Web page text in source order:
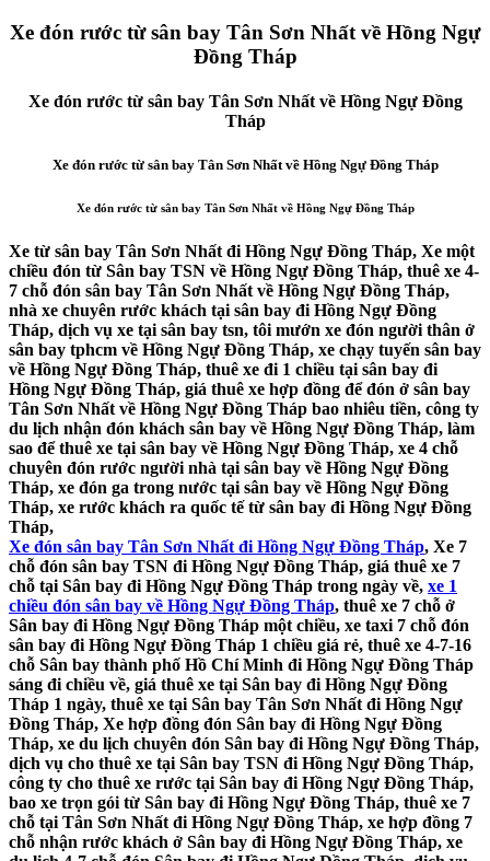
Xe đón rước từ sân bay Tân Sơn Nhất về Hồng Ngự
Đồng Tháp
Xe đón rước từ sân bay Tân Sơn Nhất về Hồng Ngự Đồng
Tháp
Xe đón rước từ sân bay Tân Sơn Nhất về Hồng Ngự Đồng Tháp
Xe đón rước từ sân bay Tân Sơn Nhất về Hồng Ngự Đồng Tháp
Xe từ sân bay Tân Sơn Nhất đi Hồng Ngự Đồng Tháp, Xe một
chiều đón từ Sân bay TSN về Hồng Ngự Đồng Tháp, thuê xe 4-
7 chỗ đón sân bay Tân Sơn Nhất về Hồng Ngự Đồng Tháp,
nhà xe chuyên rước khách tại sân bay đi Hồng Ngự Đồng
Tháp, dịch vụ xe tại sân bay tsn, tôi mướn xe đón người thân ở
sân bay tphcm về Hồng Ngự Đồng Tháp, xe chạy tuyến sân bay
về Hồng Ngự Đồng Tháp, thuê xe đi 1 chiều tại sân bay đi
Hồng Ngự Đồng Tháp, giá thuê xe hợp đồng để đón ở sân bay
Tân Sơn Nhất về Hồng Ngự Đồng Tháp bao nhiêu tiền, công ty
du lịch nhận đón khách sân bay về Hồng Ngự Đồng Tháp, làm
sao để thuê xe tại sân bay về Hồng Ngự Đồng Tháp, xe 4 chỗ
chuyên đón rước người nhà tại sân bay về Hồng Ngự Đồng
Tháp, xe đón ga trong nước tại sân bay về Hồng Ngự Đồng
Tháp, xe rước khách ra quốc tế từ sân bay đi Hồng Ngự Đồng
Tháp,
Xe đón sân bay Tân Sơn Nhất đi Hồng Ngự Đồng Tháp, Xe 7
chỗ đón sân bay TSN đi Hồng Ngự Đồng Tháp, giá thuê xe 7
chỗ tại Sân bay đi Hồng Ngự Đồng Tháp trong ngày về, xe 1
chiều đón sân bay về Hồng Ngự Đồng Tháp, thuê xe 7 chỗ ở
Sân bay đi Hồng Ngự Đồng Tháp một chiều, xe taxi 7 chỗ đón
sân bay đi Hồng Ngự Đồng Tháp 1 chiều giá rẻ, thuê xe 4-7-16
chỗ Sân bay thành phố Hồ Chí Minh đi Hồng Ngự Đồng Tháp
sáng đi chiều về, giá thuê xe tại Sân bay đi Hồng Ngự Đồng
Tháp 1 ngày, thuê xe tại Sân bay Tân Sơn Nhất đi Hồng Ngự
Đồng Tháp, Xe hợp đồng đón Sân bay đi Hồng Ngự Đồng
Tháp, xe du lịch chuyên đón Sân bay đi Hồng Ngự Đồng Tháp,
dịch vụ cho thuê xe tại Sân bay TSN đi Hồng Ngự Đồng Tháp,
công ty cho thuê xe rước tại Sân bay đi Hồng Ngự Đồng Tháp,
bao xe trọn gói từ Sân bay đi Hồng Ngự Đồng Tháp, thuê xe 7
chỗ tại Tân Sơn Nhất đi Hồng Ngự Đồng Tháp, xe hợp đồng 7
chỗ nhận rước khách ở Sân bay đi Hồng Ngự Đồng Tháp, xe